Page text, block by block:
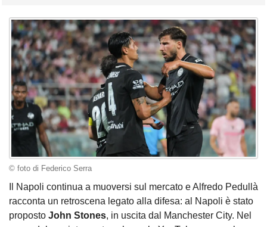
© foto di Federico Serra
Il Napoli continua a muoversi sul mercato e Alfredo Pedullà
racconta un retroscena legato alla difesa: al Napoli è stato
proposto John Stones, in uscita dal Manchester City. Nel